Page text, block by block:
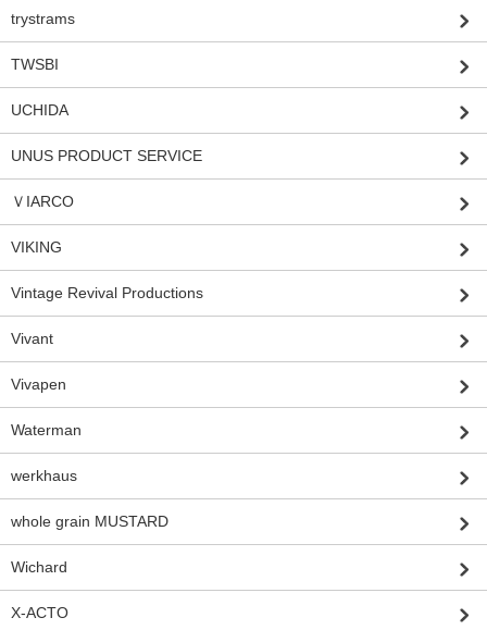
trystrams
TWSBI
UCHIDA
UNUS PRODUCT SERVICE
ＶIARCO
VIKING
Vintage Revival Productions
Vivant
Vivapen
Waterman
werkhaus
whole grain MUSTARD
Wichard
X-ACTO